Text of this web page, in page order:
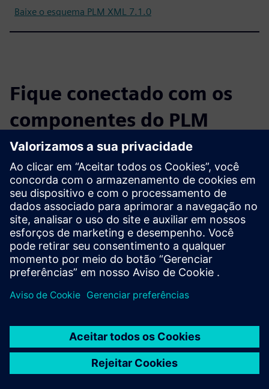
Baixe o esquema PLM XML 7.1.0
Fique conectado com os
componentes do PLM
Leia o blog
Obtenha novas perspectivas sobre componentes de PLM e
o mercado de PLM em geral.
Visite o blog de componentes de PLM